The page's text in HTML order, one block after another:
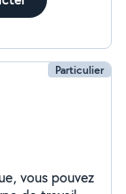
Particulier
vous pouvez